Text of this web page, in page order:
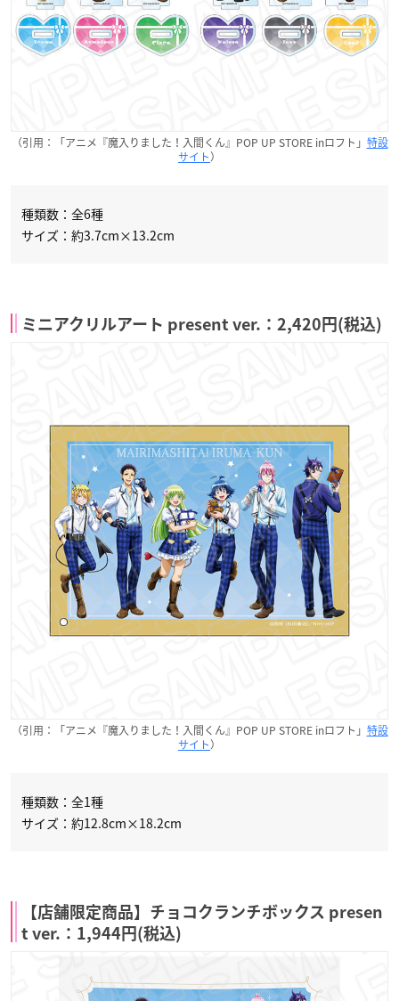
（引用：「アニメ『魔入りました！入間くん』POP UP STORE inロフト」 特設
サイト）
種類数：全6種
サイズ：約3.7cm×13.2cm
ミニアクリルアート present ver.：2,420円(税込)
（引用：「アニメ『魔入りました！入間くん』POP UP STORE inロフト」 特設
サイト）
種類数：全1種
サイズ：約12.8cm×18.2cm
【店舗限定商品】チョコクランチボックス presen
t ver.：1,944円(税込)